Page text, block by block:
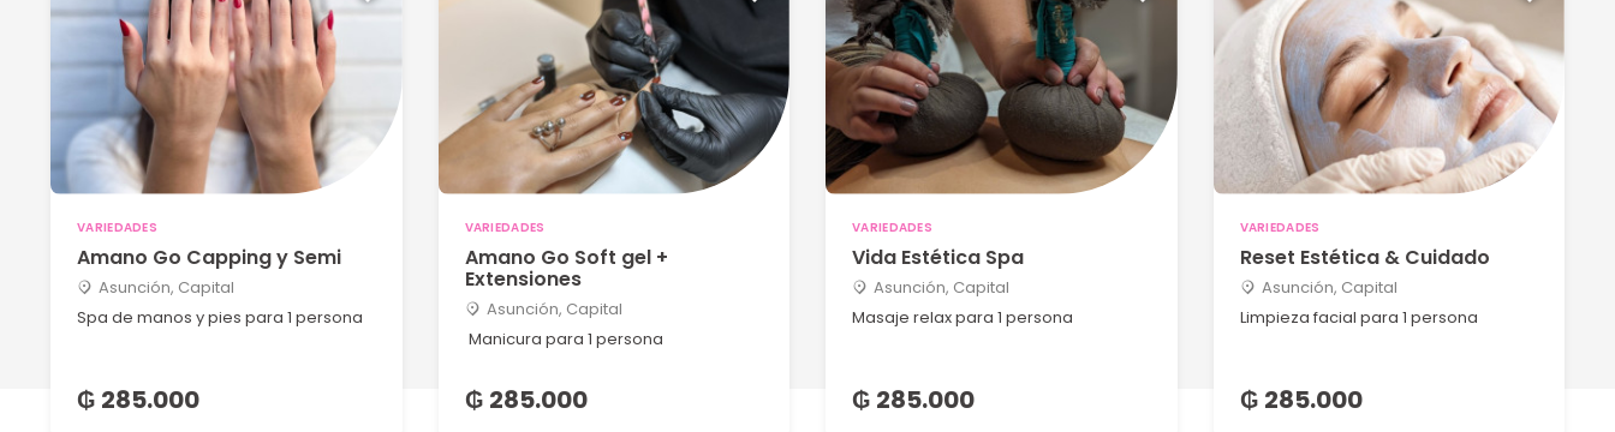
VARIEDADES
Amano Go Capping y Semi
Asunción, Capital
Spa de manos y pies para 1 persona
₲ 285.000
VARIEDADES
Amano Go Soft gel +
Extensiones
Asunción, Capital
Manicura para 1 persona
₲ 285.000
VARIEDADES
Vida Estética Spa
Asunción, Capital
Masaje relax para 1 persona
₲ 285.000
VARIEDADES
Reset Estética & Cuidado
Asunción, Capital
Limpieza facial para 1 persona
₲ 285.000